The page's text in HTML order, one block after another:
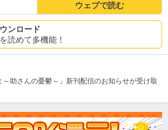
ウェブで読む
ンロード
読めて多機能！
～助さんの憂鬱～」新刊配信のお知らせが受け取